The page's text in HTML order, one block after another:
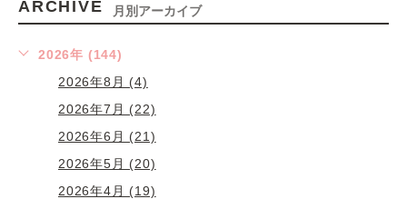
ARCHIVE 月別アーカイブ
2026年 (144)
2026年8月 (4)
2026年7月 (22)
2026年6月 (21)
2026年5月 (20)
2026年4月 (19)